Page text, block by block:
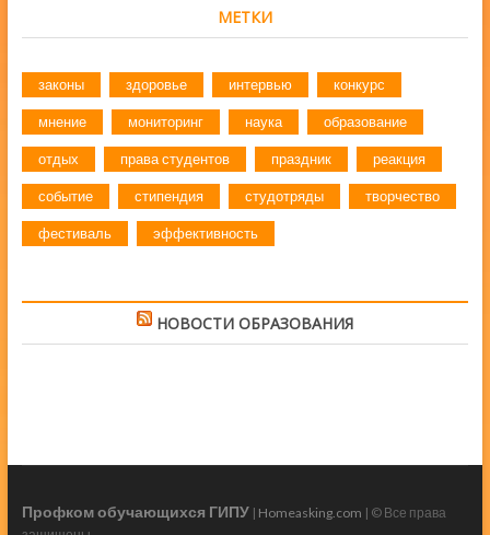
МЕТКИ
законы здоровье интервью конкурс
мнение мониторинг наука образование
отдых права студентов праздник реакция
событие стипендия студотряды творчество
фестиваль эффективность
НОВОСТИ ОБРАЗОВАНИЯ
Профком обучающихся ГИПУ| Homeasking.com | © Все права